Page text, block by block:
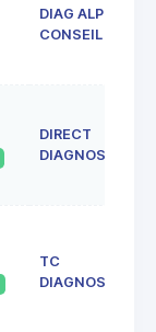
DIAG ALPIN
CONSEIL
DIRECT
DIAGNOSTICS
TC
DIAGNOSTIC